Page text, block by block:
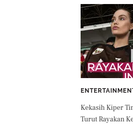
Kekasih Kiper
Turut Rayakan